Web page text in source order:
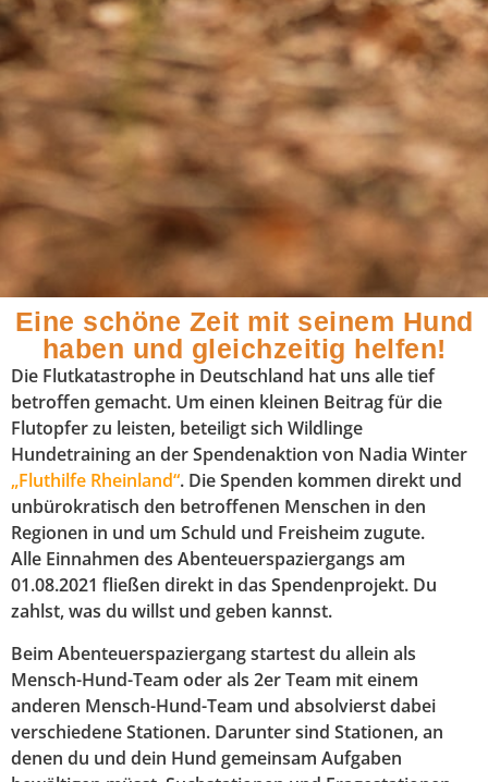
Eine schöne Zeit mit seinem Hund
haben und gleichzeitig helfen!
Die Flutkatastrophe in Deutschland hat uns alle tief
betroffen gemacht. Um einen kleinen Beitrag für die
Flutopfer zu leisten, beteiligt sich Wildlinge
Hundetraining an der Spendenaktion von Nadia Winter
„Fluthilfe Rheinland“. Die Spenden kommen direkt und
unbürokratisch den betroffenen Menschen in den
Regionen in und um Schuld und Freisheim zugute.
Alle Einnahmen des Abenteuerspaziergangs am
01.08.2021 fließen direkt in das Spendenprojekt. Du
zahlst, was du willst und geben kannst.
Beim Abenteuerspaziergang startest du allein als
Mensch-Hund-Team oder als 2er Team mit einem
anderen Mensch-Hund-Team und absolvierst dabei
verschiedene Stationen. Darunter sind Stationen, an
denen du und dein Hund gemeinsam Aufgaben